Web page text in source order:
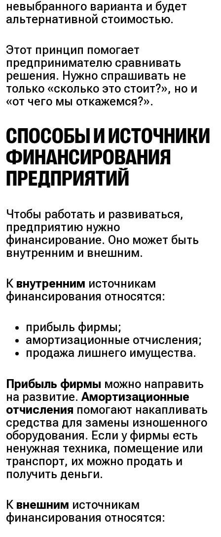
невыбранного варианта и будет
альтернативной стоимостью.
Этот принцип помогает
предпринимателю сравнивать
решения. Нужно спрашивать не
только «сколько это стоит?», но и
«от чего мы откажемся?».
СПОСОБЫ И ИСТОЧНИКИ
ФИНАНСИРОВАНИЯ
ПРЕДПРИЯТИЙ
Чтобы работать и развиваться,
предприятию нужно
финансирование. Оно может быть
внутренним и внешним.
К внутренним источникам
финансирования относятся:
прибыль фирмы;
амортизационные отчисления;
продажа лишнего имущества.
Прибыль фирмы можно направить
на развитие.Амортизационные
отчисления помогают накапливать
средства для замены изношенного
оборудования. Если у фирмы есть
ненужная техника, помещение или
транспорт, их можно продать и
получить деньги.
К внешним источникам
финансирования относятся: